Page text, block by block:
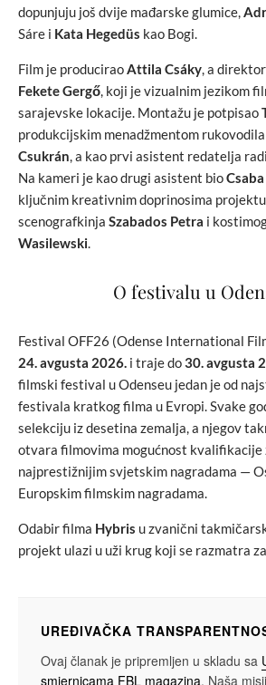
dopunjuju još dvije mađarske glumice,
Sáre i Kata Hegedüs kao Bogi.
Film je produciraoAttila Csáky, a
Fekete Gergő, koji je vizualnim jezikom
sarajevske lokacije. Montažu je potpisao
produkcijskim menadžmentom
Csukrán, a kao prvi asistent redatelja
Na kameri je kao drugi asistent bio
ključnim kreativnim doprinosima
scenografkinja Szabados Petra i
Wasilewski.
O festivalu u
Festival OFF26 (Odense International
24. avgusta 2026. i traje do30. avgusta
filmski festival u Odenseu jedan je od
festivala kratkog filma u Evropi. Svake
selekciju iz desetina zemalja, a njegov
otvara filmovima mogućnost kvalifikacije
najprestižnijim svjetskim nagradama —
Europskim filmskim nagradama.
Odabir filma Hybris u zvanični
projekt ulazi u uži krug koji se razmatra
UREĐIVAČKA
Ovaj članak je pripremljen u skladu sa
smjernicama FBL magazina. Naša